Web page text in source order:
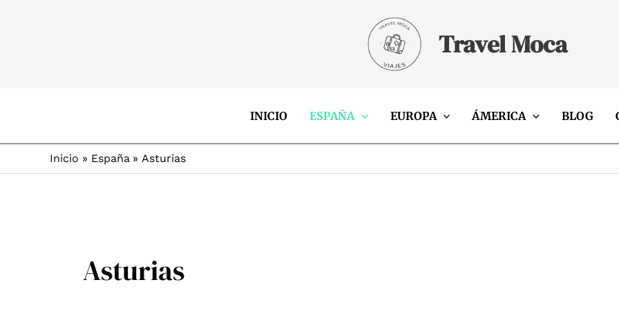
Travel Moca
INICIO ESPAÑA EUROPA ÁMERICA BLOG
Inicio España Asturias
Asturias